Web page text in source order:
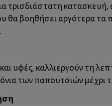
τρισδιάστατη κατασκευή,
θα βοηθήσει αργότερα
υφές, καλλιεργούν τη
των παπουτσιών